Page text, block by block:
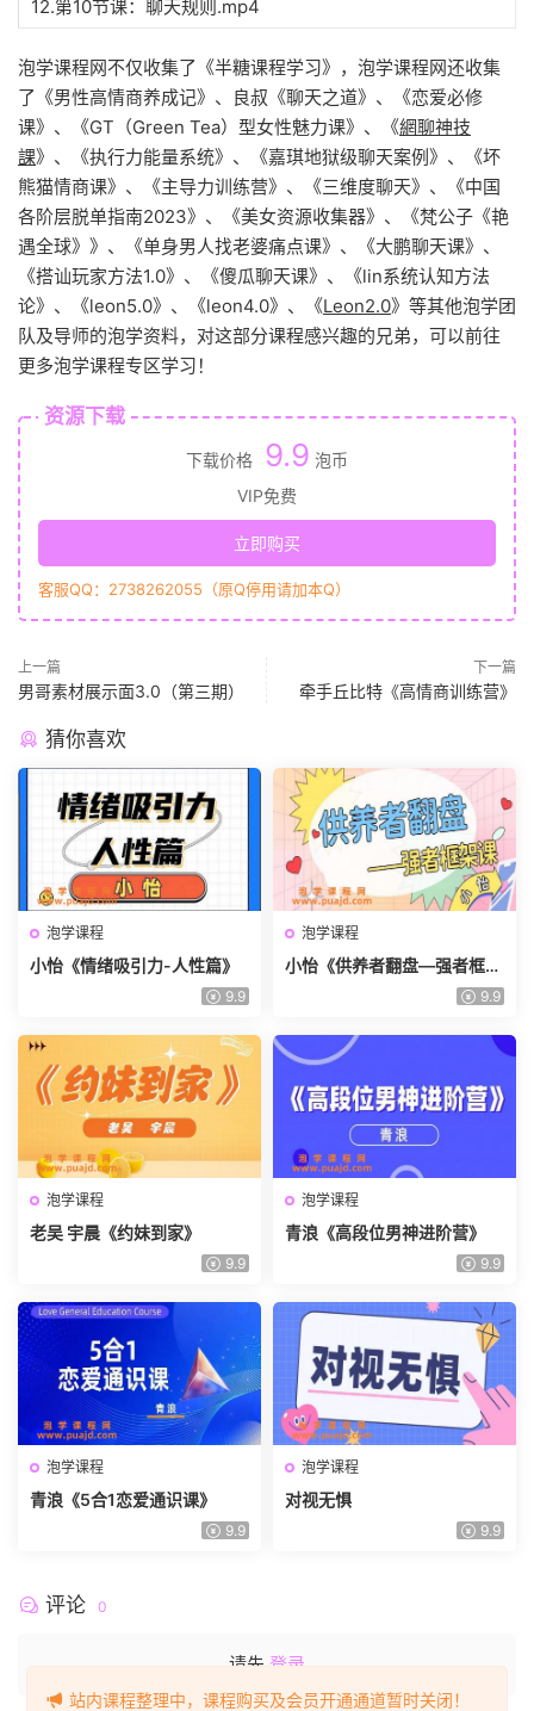
12.第10节课：聊天规则.mp4
泡学课程网不仅收集了《半糖课程学习》，泡学课程网还收集
了《男性高情商养成记》、良叔《聊天之道》、《恋爱必修
课》、《GT（Green Tea）型女性魅力课》、《網聊神技
課》、《执行力能量系统》、《嘉琪地狱级聊天案例》、《坏
熊猫情商课》、《主导力训练营》、《三维度聊天》、《中国
各阶层脱单指南2023》、《美女资源收集器》、《梵公子《艳
遇全球》》、《单身男人找老婆痛点课》、《大鹏聊天课》、
《搭讪玩家方法1.0》、《傻瓜聊天课》、《lin系统认知方法
论》、《leon5.0》、《leon4.0》、《Leon2.0》等其他泡学团
队及导师的泡学资料，对这部分课程感兴趣的兄弟，可以前往
更多泡学课程专区学习！
资源下载
下载价格 9.9 泡币
VIP免费
立即购买
客服QQ：2738262055（原Q停用请加本Q）
上一篇
男哥素材展示面3.0（第三期）
下一篇
牵手丘比特《高情商训练营》
猜你喜欢
泡学课程
小怡《情绪吸引力-人性篇》
9.9
泡学课程
小怡《供养者翻盘—强者框架
9.9
泡学课程
老吴 宇晨《约妹到家》
9.9
泡学课程
青浪《高段位男神进阶营》
9.9
泡学课程
青浪《5合1恋爱通识课》
9.9
泡学课程
对视无惧
9.9
评论 0
请先登录
站内课程整理中，课程购买及会员开通通道暂时关闭！